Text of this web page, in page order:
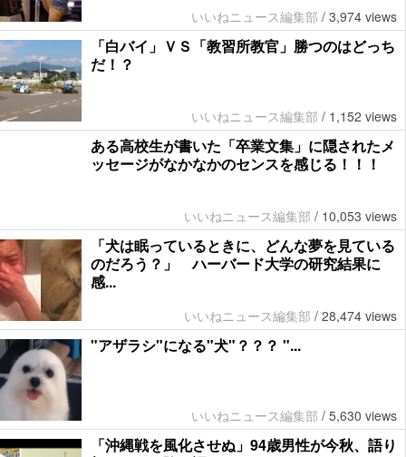
いいねニュース編集部 / 3,974 views
「白バイ」ＶＳ「教習所教官」勝つのはどっち
だ！？
いいねニュース編集部 / 1,152 views
ある高校生が書いた「卒業文集」に隠されたメ
ッセージがなかなかのセンスを感じる！！！
いいねニュース編集部 / 10,053 views
「犬は眠っているときに、どんな夢を見ている
のだろう？」 ハーバード大学の研究結果に
感...
いいねニュース編集部 / 28,474 views
"アザラシ"になる"犬"？？？ "...
いいねニュース編集部 / 5,630 views
「沖縄戦を風化させぬ」94歳男性が今秋、語り